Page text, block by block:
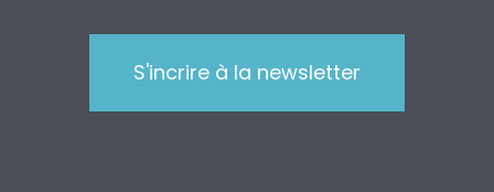
S'incrire à la newsletter